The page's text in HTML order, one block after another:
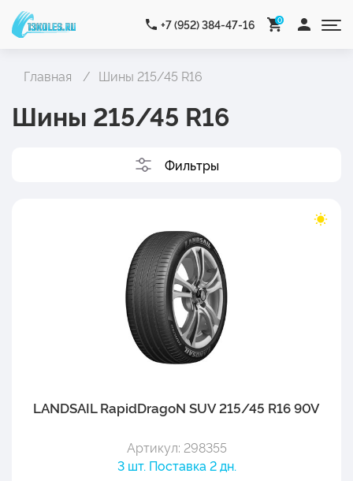
+7 (952) 384-47-16 0
Главная Шины 215/45 R16
Шины 215/45 R16
Фильтры
LANDSAIL RapidDragoN SUV 215/45 R16 90V
Артикул: 298355
3 шт. Поставка 2 дн.